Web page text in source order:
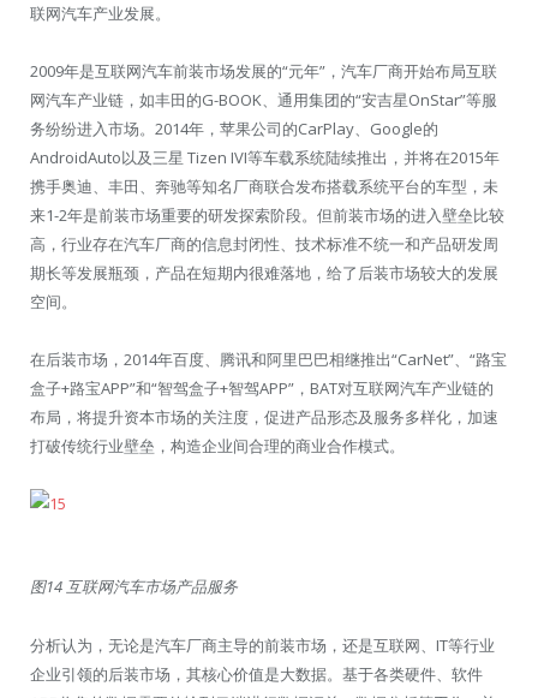
联网汽车产业发展。
2009年是互联网汽车前装市场发展的“元年”，汽车厂商开始布局互联
网汽车产业链，如丰田的G-BOOK、通用集团的“安吉星OnStar”等服
务纷纷进入市场。2014年，苹果公司的CarPlay、Google的
AndroidAuto以及三星 Tizen IVI等车载系统陆续推出，并将在2015年
携手奥迪、丰田、奔驰等知名厂商联合发布搭载系统平台的车型，未
来1-2年是前装市场重要的研发探索阶段。但前装市场的进入壁垒比较
高，行业存在汽车厂商的信息封闭性、技术标准不统一和产品研发周
期长等发展瓶颈，产品在短期内很难落地，给了后装市场较大的发展
空间。
在后装市场，2014年百度、腾讯和阿里巴巴相继推出“CarNet”、“路宝
盒子+路宝APP”和“智驾盒子+智驾APP”，BAT对互联网汽车产业链的
布局，将提升资本市场的关注度，促进产品形态及服务多样化，加速
打破传统行业壁垒，构造企业间合理的商业合作模式。
图14 互联网汽车市场产品服务
分析认为，无论是汽车厂商主导的前装市场，还是互联网、IT等行业
企业引领的后装市场，其核心价值是大数据。基于各类硬件、软件